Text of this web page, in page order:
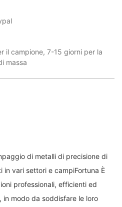
il campione, 7-15 giorni per la
massa
di metalli di precisione di
in vari settori e campiFortuna È
professionali, efficienti ed
in modo da soddisfare le loro